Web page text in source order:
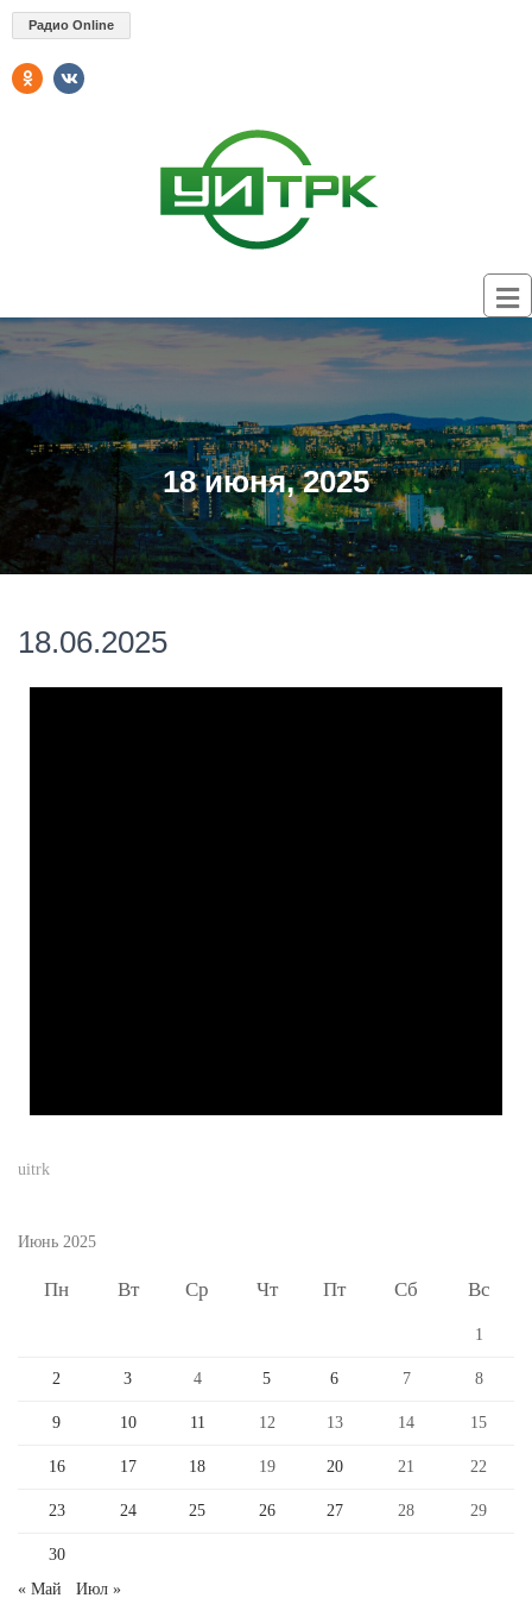
Радио Online
18 июня, 2025
18.06.2025
uitrk
Июнь 2025
Пн Вт Ср Чт Пт Сб Вс
1
2 3 4 5 6 7 8
9 10 11 12 13 14 15
16 17 18 19 20 21 22
23 24 25 26 27 28 29
30
« Май
Июл »